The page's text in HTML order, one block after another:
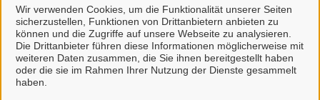
Wir verwenden Cookies, um die Funktionalität unserer Seiten
sicherzustellen, Funktionen von Drittanbietern anbieten zu
können und die Zugriffe auf unsere Webseite zu analysieren.
Die Drittanbieter führen diese Informationen möglicherweise mit
weiteren Daten zusammen, die Sie ihnen bereitgestellt haben
oder die sie im Rahmen Ihrer Nutzung der Dienste gesammelt
haben.
Sinne von § 1 Abs. 4 Verwaltungsverfahrensgesetz
(VwVfG) möglich.